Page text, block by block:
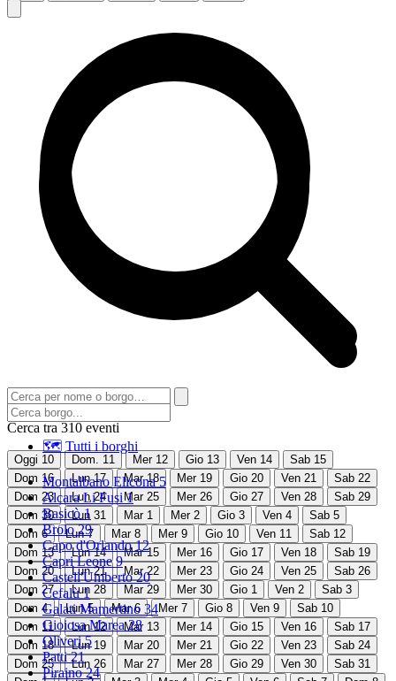
🗺 Tutti i borghi
Montalbano Elicona 5
Alcara Li Fusi 1
Basicò 1
Brolo 29
Capo d'Orlando 12
Capri Leone 9
Castell'Umberto 20
Cefalù 1
Galati Mamertino 34
Gioiosa Marea 28
Oliveri 5
Patti 21
Piraino 24
Cerca tra 310 eventi
Oggi 10 Dom. 11 Mer 12 Gio 13 Ven 14 Sab 15
Dom 16 Lun 17 Mar 18 Mer 19 Gio 20 Ven 21 Sab 22
Dom 23 Lun 24 Mar 25 Mer 26 Gio 27 Ven 28 Sab 29
Dom 30 Lun 31 Mar 1 Mer 2 Gio 3 Ven 4 Sab 5
Dom 6 Lun 7 Mar 8 Mer 9 Gio 10 Ven 11 Sab 12
Dom 13 Lun 14 Mar 15 Mer 16 Gio 17 Ven 18 Sab 19
Dom 20 Lun 21 Mar 22 Mer 23 Gio 24 Ven 25 Sab 26
Dom 27 Lun 28 Mar 29 Mer 30 Gio 1 Ven 2 Sab 3
Dom 4 Lun 5 Mar 6 Mer 7 Gio 8 Ven 9 Sab 10
Dom 11 Lun 12 Mar 13 Mer 14 Gio 15 Ven 16 Sab 17
Dom 18 Lun 19 Mar 20 Mer 21 Gio 22 Ven 23 Sab 24
Dom 25 Lun 26 Mar 27 Mer 28 Gio 29 Ven 30 Sab 31